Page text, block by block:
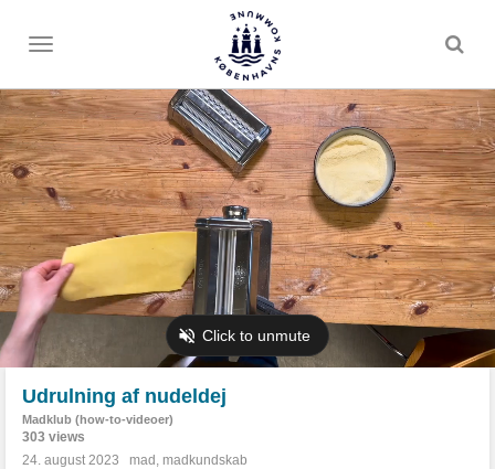
Toggle
Udrulning af nudeldej
Madklub (how-to-videoer)
303 views
24. august 2023
mad , madkundskab